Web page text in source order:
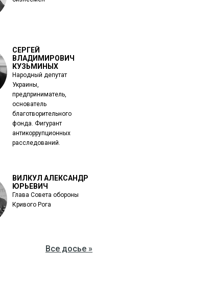
СЕРГЕЙ
ВЛАДИМИРОВИЧ
КУЗЬМИНЫХ
Народный депутат
Украины,
предприниматель,
основатель
благотворительного
фонда. Фигурант
антикоррупционных
расследований.
ВИЛКУЛ АЛЕКСАНДР
ЮРЬЕВИЧ
Глава Совета обороны
Кривого Рога
Все досье »